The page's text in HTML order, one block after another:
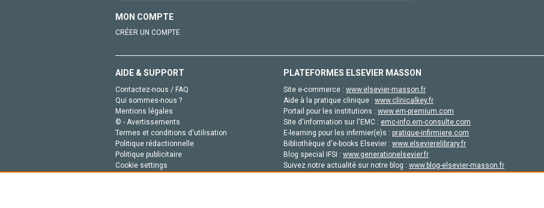
MON COMPTE
CRÉER UN COMPTE
AIDE & SUPPORT
Contactez-nous / FAQ
Qui sommes-nous ?
Mentions légales
© - Avertissements
Termes et conditions d'utilisation
Politique rédactionnelle
Politique publicitaire
Cookie settings
PLATEFORMES ELSEVIER MASSON
Site e-commerce : www.elsevier-masson.fr
Aide à la pratique clinique : www.clinicalkey.fr
Portail pour les institutions : www.em-premium.com
Site d'information sur l'EMC : emc-info.em-consulte.com
E-learning pour les infirmier(e)s : pratique-infirmiere.com
Bibliothèque d'e-books Elsevier : www.elsevierelibrary.fr
Blog special IFSI : www.generationelsevier.fr
Suivez notre actualité sur notre blog : www.blog-elsevier-masson.fr